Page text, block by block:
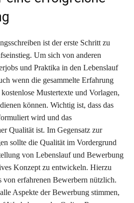
ist der erste Schritt zu
Um sich von anderen
und Praktika in den Lebenslauf
wenn die gesammelte Erfahrung
Mustertexte und Vorlagen,
können. Wichtig ist, dass das
wird und das
Qualität ist. Im Gegensatz zur
sollte die Qualität im Vordergrund
von Lebenslauf und Bewerbung
Konzept zu entwickeln. Hierzu
von erfahrenen Bewerbern nützlich.
Aspekte der Bewerbung stimmen,